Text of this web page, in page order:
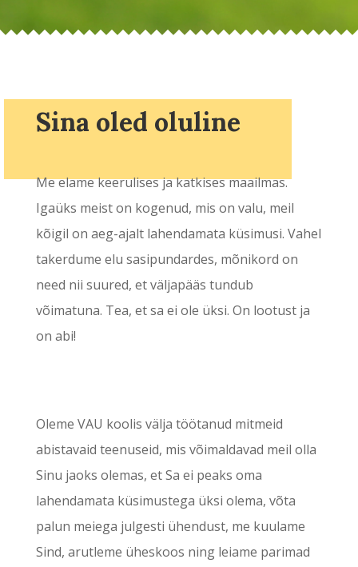
Sina oled oluline
Me elame keerulises ja katkises maailmas.
Igaüks meist on kogenud, mis on valu, meil
kõigil on aeg-ajalt lahendamata küsimusi. Vahel
takerdume elu sasipundardes, mõnikord on
need nii suured, et väljapääs tundub
võimatuna. Tea, et sa ei ole üksi. On lootust ja
on abi!
Oleme VAU koolis välja töötanud mitmeid
abistavaid teenuseid, mis võimaldavad meil olla
Sinu jaoks olemas, et Sa ei peaks oma
lahendamata küsimustega üksi olema, võta
palun meiega julgesti ühendust, me kuulame
Sind, arutleme üheskoos ning leiame parimad